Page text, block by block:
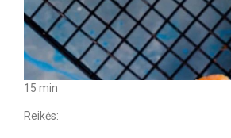
15 min
Reikės: